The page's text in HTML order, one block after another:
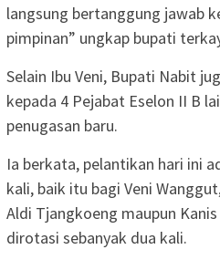
langsung bertanggung jawab
pimpinan” ungkap bupati
Selain Ibu Veni, Bupati Nabit
kepada 4 Pejabat Eselon II B
penugasan baru.
Ia berkata, pelantikan hari ini
kali, baik itu bagi Veni
Aldi Tjangkoeng maupun
dirotasi sebanyak dua kali.